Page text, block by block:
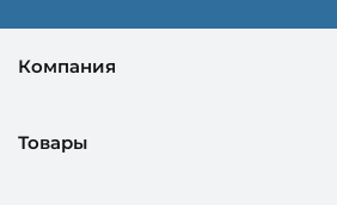
Компания
Товары